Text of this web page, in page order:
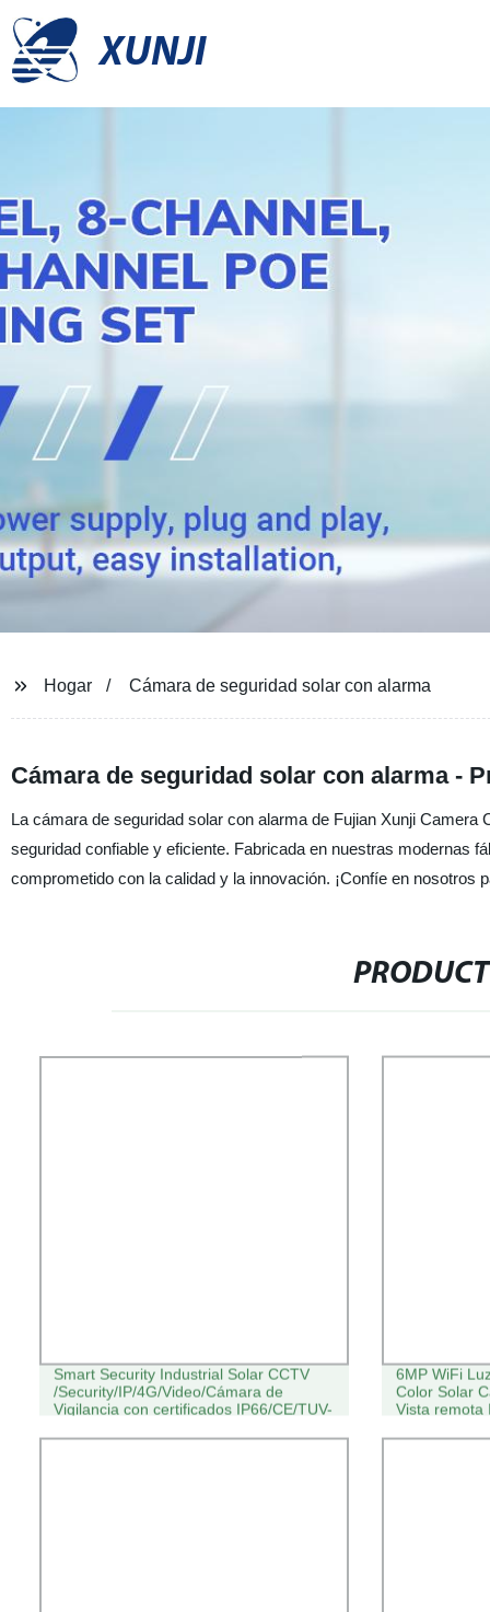
XUNJI
Hogar Cámara de seguridad solar con alarma
Cámara de seguridad solar con alarma -
La cámara de seguridad solar con alarma de Fujian Xunji
seguridad confiable y eficiente. Fabricada en nuestras modernas
comprometido con la calidad y la innovación. ¡Confíe en nosotros
Smart Security Industrial Solar CCTV
/Security/IP/4G/Video/Cámara de
Vigilancia con certificados IP66/CE/TUV-
6MP WiFi
Color Solar
Vista remota
Cámara